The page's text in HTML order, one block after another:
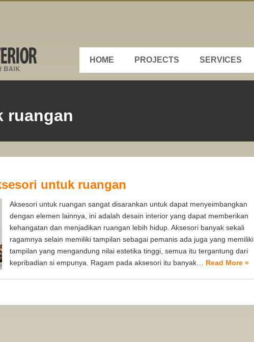
HOME PROJECTS SERVICES
ruangan
untuk ruangan
Aksesori untuk ruangan sangat disarankan untuk dapat menyeimbangkan
dengan elemen lainnya, ini adalah desain interior yang dapat memberikan
kehangatan dan menjadikan ruangan lebih hidup. Aksesori banyak sekali
ragamnya selain memiliki tampilan sebagai pemanis ada juga yang memiliki
tampilan yang mengandung nilai estetika tinggi, semua itu tergantung dari
kepribadian si empunya. Ragam pada aksesori itu banyak… Read More »